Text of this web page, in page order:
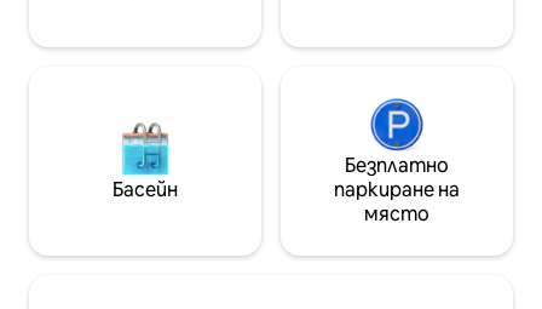
Басейн
Безплатно
паркиране на
място